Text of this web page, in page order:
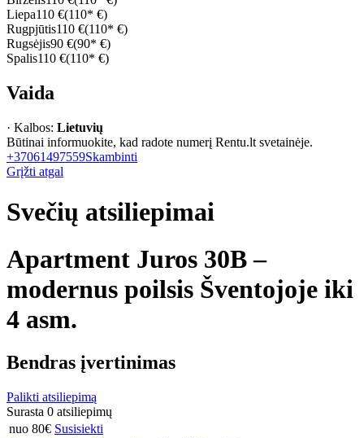
Liepa110 €(110* €)
Rugpjūtis110 €(110* €)
Rugsėjis90 €(90* €)
Spalis110 €(110* €)
Vaida
· Kalbos: Lietuvių
Būtinai informuokite, kad radote numerį Rentu.lt svetainėje.
+37061497559Skambinti
Grįžti atgal
Svečių atsiliepimai
Apartment Juros 30B –
modernus poilsis Šventojoje iki
4 asm.
Bendras įvertinimas
Palikti atsiliepimą
Surasta 0 atsiliepimų
nuo 80€ Susisiekti